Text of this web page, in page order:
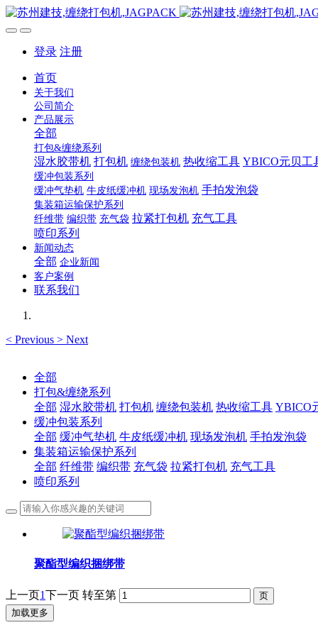
登录 注册
首页
关于我们
公司简介
产品展示
全部
打包&缠绕系列
湿水胶带机 打包机 缠绕包装机 热收缩工具 YBICO元贝工
缓冲包装系列
缓冲气垫机 牛皮纸缓冲机 现场发泡机 手拍发泡袋
集装箱运输保护系列
纤维带 编织带 充气袋 拉紧打包机 充气工具
喷印系列
新闻动态
全部 企业新闻
客户案例
联系我们
< Previous > Next
全部
打包&缠绕系列
全部 湿水胶带机 打包机 缠绕包装机 热收缩工具 YBICO
缓冲包装系列
全部 缓冲气垫机 牛皮纸缓冲机 现场发泡机 手拍发泡袋
集装箱运输保护系列
全部 纤维带 编织带 充气袋 拉紧打包机 充气工具
喷印系列
聚酯型编织捆绑带
上一页1下一页 转至第
加载更多